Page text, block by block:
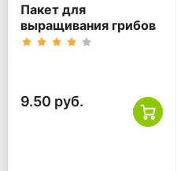
Пакет для
выращивания грибов
9.50 руб.